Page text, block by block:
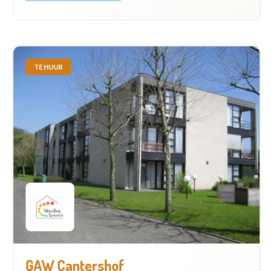
TE HUUR
GAW Cantershof